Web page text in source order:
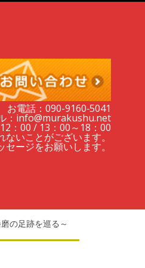
お電話：090-9160‐5041
：info@murakushu.net
：00 / 13：00～18：00
ないことがございます。
ージをお願いします。
の足跡を巡る～